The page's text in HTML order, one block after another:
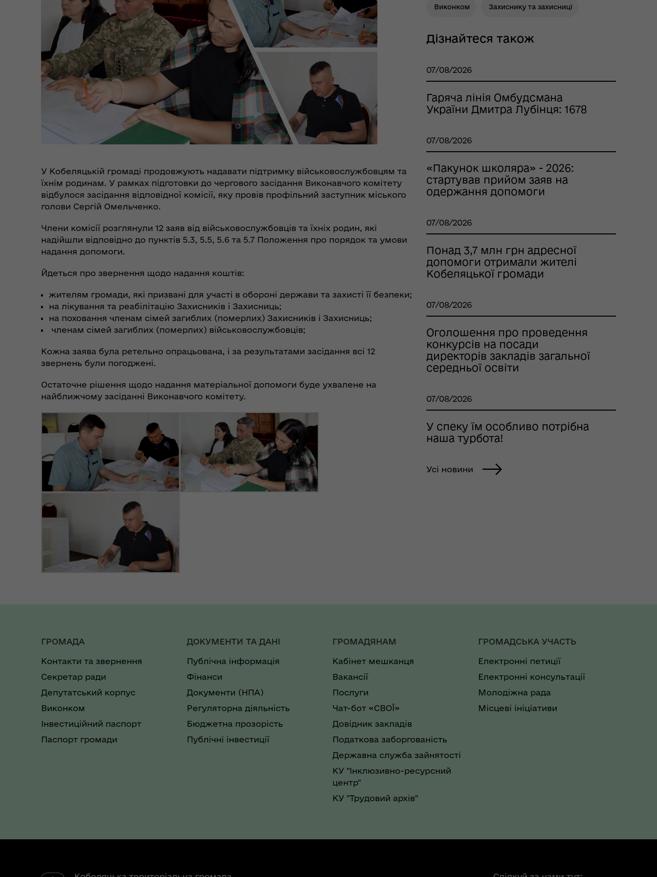
єВідновлення
Пункти незламності та
небезпечних подіях та
Центр життєстійкості
Кобеляцької громади
Безоплатна правнича
військовополоненими
У Кобеляцькій громаді продовжують надавати підтримку військовослужбовцям та
їхнім родинам. У рамках підготовки до чергового засідання Виконавчого комітету
відбулося засідання відповідної комісії, яку провів профільний заступник міського
голови Сергій Омельченко.
Члени комісії розглянули 12 заяв від військовослужбовців та їхніх родин, які
надійшли відповідно до пунктів 5.3, 5.5, 5.6 та 5.7 Положення про порядок та умови
надання допомоги.
Йдеться про звернення щодо надання коштів:
жителям громади, які призвані для участі в обороні держави та захисті її безпеки;
на лікування та реабілітацію Захисників і Захисниць;
на поховання членам сімей загиблих (померлих) Захисників і Захисниць;
членам сімей загиблих (померлих) військовослужбовців;
Кожна заява була ретельно опрацьована, і за результатами засідання всі 12
звернень були погоджені.
Остаточне рішення щодо надання матеріальної допомоги буде ухвалене на
найближчому засіданні Виконавчого комітету.
Виконком Захиснику та захисниці
Дізнайтеся також
07/08/2026
Гаряча лінія Омбудсмана
України Дмитра Лубінця: 1678
07/08/2026
«Пакунок школяра» - 2026:
стартував прийом заяв на
одержання допомоги
07/08/2026
Понад 3,7 млн грн адресної
допомоги отримали жителі
Кобеляцької громади
07/08/2026
Оголошення про проведення
конкурсів на посади
директорів закладів загальної
середньої освіти
07/08/2026
У спеку їм особливо потрібна
наша турбота!
Усі новини
ГРОМАДА
Контакти та звернення
Секретар ради
Депутатський корпус
Виконком
Інвестиційний паспорт
Паспорт громади
ДОКУМЕНТИ ТА ДАНІ
Публічна інформація
Фінанси
Документи (НПА)
Регуляторна діяльність
Бюджетна прозорість
Публічні інвестиції
ГРОМАДЯНАМ
Кабінет мешканця
Вакансії
Послуги
Чат-бот «СВОЇ»
Довідник закладів
Податкова заборгованість
Державна служба зайнятості
КУ "Інклюзивно-ресурсний
центр"
КУ "Трудовий архів"
ГРОМАДСЬКА УЧАСТЬ
Електронні петиції
Електронні консультації
Молодіжна рада
Місцеві ініціативи